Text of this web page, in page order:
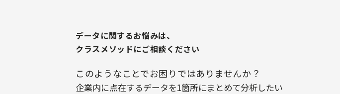
データに関するお悩みは、
クラスメソッドにご相談ください
このようなことでお困りではありませんか？
企業内に点在するデータを1箇所にまとめて分析したい